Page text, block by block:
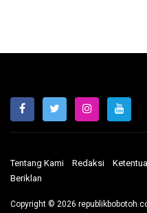
Tentang Kami Redaksi
Beriklan
Copyright © 2026